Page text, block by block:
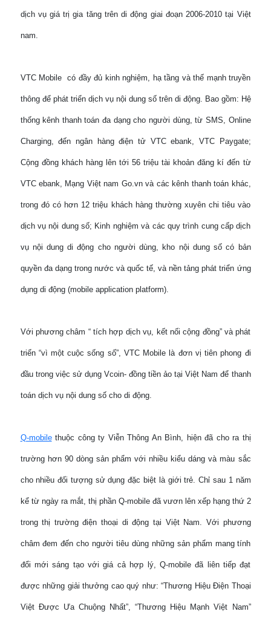
dịch vụ giá trị gia tăng trên di động giai đoạn 2006-2010 tại Việt
nam.
VTC Mobile có đầy đủ kinh nghiệm, hạ tầng và thế mạnh truyền
thông để phát triển dịch vụ nội dung số trên di động. Bao gồm: Hệ
thống kênh thanh toán đa dạng cho người dùng, từ SMS, Online
Charging, đến ngân hàng điện tử VTC ebank, VTC Paygate;
Cộng đồng khách hàng lên tới 56 triệu tài khoản đăng kí đến từ
VTC ebank, Mạng Việt nam Go.vn và các kênh thanh toán khác,
trong đó có hơn 12 triệu khách hàng thường xuyên chi tiêu vào
dịch vụ nội dung số; Kinh nghiệm và các quy trình cung cấp dịch
vụ nội dung di động cho người dùng, kho nội dung số có bản
quyền đa dạng trong nước và quốc tế, và nền tảng phát triển ứng
dụng di động (mobile application platform).
Với phương châm “ tích hợp dịch vụ, kết nối cộng đồng” và phát
triển “vì một cuộc sống số”, VTC Mobile là đơn vị tiên phong đi
đầu trong việc sử dụng Vcoin- đồng tiền ảo tại Việt Nam để thanh
toán dịch vụ nội dung số cho di động.
Q-mobilethuộc công ty Viễn Thông An Bình, hiện đã cho ra thị
trường hơn 90 dòng sản phẩm với nhiều kiểu dáng và màu sắc
cho nhiều đối tượng sử dụng đặc biệt là giới trẻ. Chỉ sau 1 năm
kể từ ngày ra mắt, thị phần Q-mobile đã vươn lên xếp hạng thứ 2
trong thị trường điện thoại di động tại Việt Nam. Với phương
châm đem đến cho người tiêu dùng những sản phẩm mang tính
đổi mới sáng tạo với giá cả hợp lý, Q-mobile đã liên tiếp đạt
được những giải thưởng cao quý như: “Thương Hiệu Điện Thoại
Việt Được Ưa Chuộng Nhất”, “Thương Hiệu Mạnh Việt Nam”